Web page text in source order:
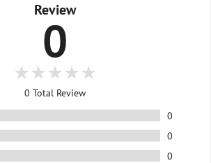
บายๆ 0%
เป็นโปรโมชั่นพิเศษที่ทาง FITWHEY
โดยการผ่อนจ่ายสามารถเลือกผ่อนจ่าย
ระกับทางธนาคาร และใช้ได้กับบัตร
บุไว้เท่านั้น
Review
0
0 Total Review
0
0
0